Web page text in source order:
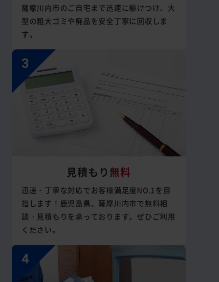
薩摩川内市のご自宅まで迅速に駆けつけ、大
型の粗大ゴミや廃品を安全丁寧に回収しま
す。
見積もり 無料
迅速・丁寧な対応でお客様満足度NO.1を目
指します！鹿児島県、薩摩川内市で無料相
談・見積もりを承っております。ぜひご利用
ください。